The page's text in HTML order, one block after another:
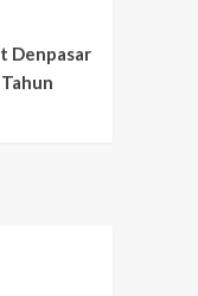
Denpasar